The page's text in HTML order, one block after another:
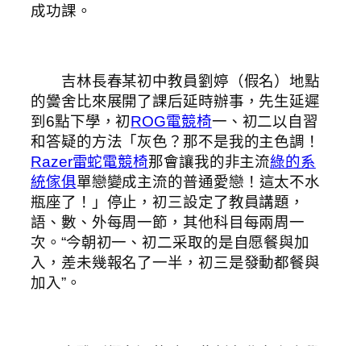
成功課。
吉林長春某初中教員劉婷（假名）地點
的黌舍比來展開了課后延時辦事，先生延遲
到6點下學，初ROG電競椅一、初二以自習
和答疑的方法「灰色？那不是我的主色調！
Razer雷蛇電競椅那會讓我的非主流綠的系
統傢俱單戀變成主流的普通愛戀！這太不水
瓶座了！」停止，初三設定了教員講題，
語、數、外每周一節，其他科目每兩周一
次。“今朝初一、初二采取的是自愿餐與加
入，差未幾報名了一半，初三是發動都餐與
加入”。